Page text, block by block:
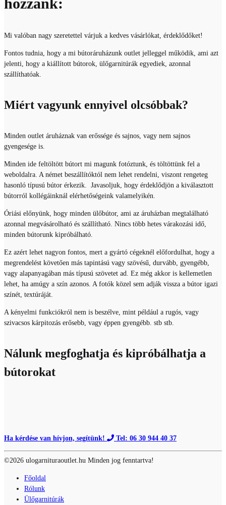
Mi valóban nagy szeretettel várjuk a kedves vásárlókat, érdeklődőket!
Fontos tudnia, hogy a mi bútoráruházunk outlet jelleggel működik, ami azt
jelenti, hogy a kiállított bútorok, ülőgarnitúrák egyediek, azonnal
szállíthatóak.
Miért vagyunk ennyivel olcsóbbak?
Minden outlet áruháznak van erőssége és sajnos, vagy nem sajnos
gyengesége is.
Minden ide feltöltött bútort mi magunk fotóztunk, és töltöttünk fel a
weboldalra. A német beszállítóktól nem lehet rendelni, viszont rengeteg
hasonló típusú bútor érkezik. Javasoljuk, hogy érdeklődjön a kiválasztott
bútorról kollégáinknál elérhetőségeink valamelyikén.
Óriási előnyünk, hogy minden ülőbútor, ami az áruházban megtalálható
azonnal megvásárolható és szállítható. Nincs több hetes várakozási idő,
minden bútorunk kipróbálható.
Ez azért lehet nagyon fontos, mert a gyártó cégeknél előfordulhat, hogy a
megrendelést követően más tapintású vagy szövésű, durvább, gyengébb,
vagy alapanyagában más típusú szövetet ad. Ez még akkor is kellemetlen
lehet, ha amúgy a szín azonos. A fotók közel sem adják vissza a bútor igazi
színét, textúráját.
A kényelmi funkciókról nem is beszélve, mint például a rugós, vagy
szivacsos kárpitozás erősebb, vagy éppen gyengébb. stb stb.
Nálunk megfoghatja és kipróbálhatja a
bútorokat
Ha kérdése van hívjon, segítünk! Tel: 06 30 944 40 37
©2026 ulogarnituraoutlet.hu Minden jog fenntartva!
Főoldal
Rólunk
Ülőgarnitúrák